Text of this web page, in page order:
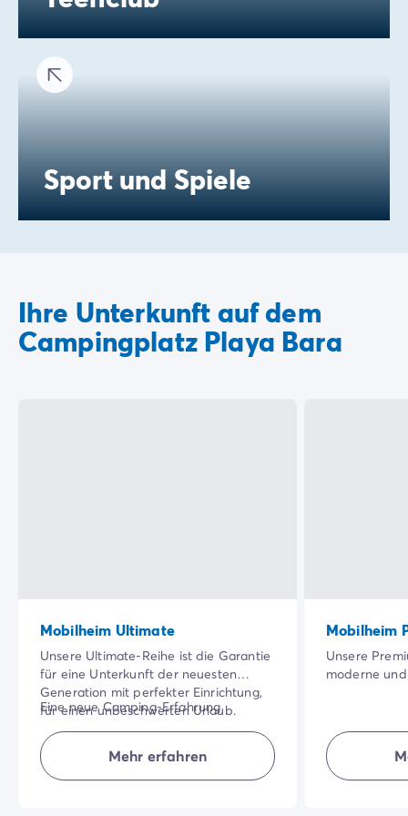
Sport und Spiele
Ihre Unterkunft auf dem
Campingplatz Playa Bara
Mobilheim Ultimate
Unsere Ultimate-Reihe ist die Garantie
für eine Unterkunft der neuesten
Generation mit perfekter Einrichtung,
für einen unbeschwerten Urlaub.
Profitieren Sie von hochwertigen
Ausstattungen sowie von im
Aufenthaltspreis inbegriffenen
Hoteldienstleistungen: Bettwäsche und
Eine neue Camping-Erfahrung
erwartet Sie!
NB: Hochwertige Bettausstattung im
"Eltern"-Zimmer.
Mehr erfahren
Mobilheim
Unsere
moderne
Qualität der
Ihren Urlaub
machen.